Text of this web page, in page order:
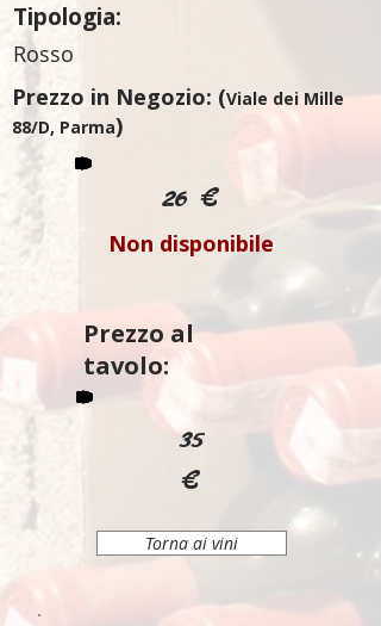
Tipologia:
Rosso
Prezzo in Negozio: (Viale dei Mille
88/D, Parma)
26 €
Non disponibile
Prezzo al
tavolo:
35
€
Torna ai vini